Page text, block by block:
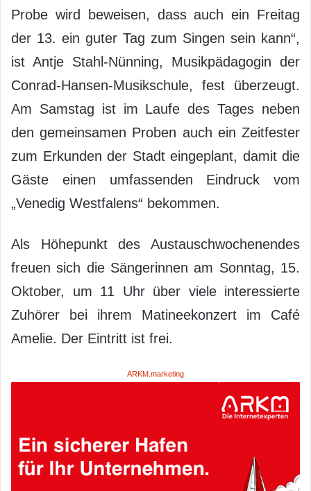
Probe wird beweisen, dass auch ein Freitag
der 13. ein guter Tag zum Singen sein kann“,
ist Antje Stahl-Nünning, Musikpädagogin der
Conrad-Hansen-Musikschule, fest überzeugt.
Am Samstag ist im Laufe des Tages neben
den gemeinsamen Proben auch ein Zeitfester
zum Erkunden der Stadt eingeplant, damit die
Gäste einen umfassenden Eindruck vom
„Venedig Westfalens“ bekommen.
Als Höhepunkt des Austauschwochenendes
freuen sich die Sängerinnen am Sonntag, 15.
Oktober, um 11 Uhr über viele interessierte
Zuhörer bei ihrem Matineekonzert im Café
Amelie. Der Eintritt ist frei.
ARKM.marketing